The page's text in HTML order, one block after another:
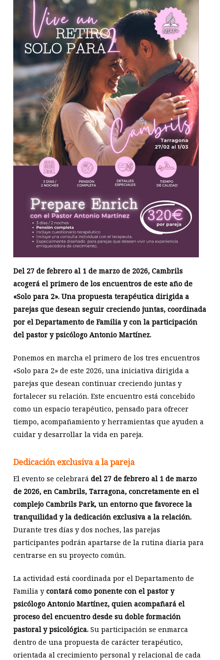
Del 27 de febrero al 1 de marzo de 2026, Cambrils
acogerá el primero de los encuentros de este año de
«Solo para 2». Una propuesta terapéutica dirigida a
parejas que desean seguir creciendo juntas, coordinada
por el Departamento de Familia y con la participación
del pastor y psicólogo Antonio Martínez.
Ponemos en marcha el primero de los tres encuentros
«Solo para 2» de este 2026, una iniciativa dirigida a
parejas que desean continuar creciendo juntas y
fortalecer su relación. Este encuentro está concebido
como un espacio terapéutico, pensado para ofrecer
tiempo, acompañamiento y herramientas que ayuden a
cuidar y desarrollar la vida en pareja.
Dedicación exclusiva a la pareja
El evento se celebrará del 27 de febrero al 1 de marzo
de 2026, en Cambrils, Tarragona, concretamente en el
complejo Cambrils Park, un entorno que favorece la
tranquilidad y la dedicación exclusiva a la relación.
Durante tres días y dos noches, las parejas
participantes podrán apartarse de la rutina diaria para
centrarse en su proyecto común.
La actividad está coordinada por el Departamento de
Familia y contará como ponente con el pastor y
psicólogo Antonio Martínez, quien acompañará el
proceso del encuentro desde su doble formación
pastoral y psicológica.Su participación se enmarca
dentro de una propuesta de carácter terapéutico,
orientada al crecimiento personal y relacional de cada